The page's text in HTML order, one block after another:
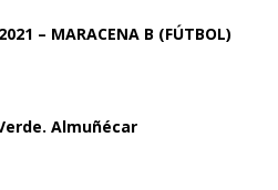
– MARACENA B (FÚTBOL)
Almuñécar